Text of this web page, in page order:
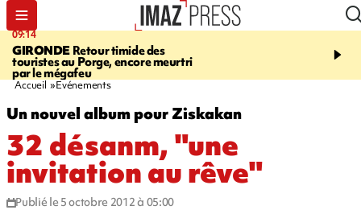
09:14
GIRONDE Retour timide des
touristes au Porge, encore meurtri
par le mégafeu
13:09
Des
font cinq morts en
Accueil Evénements
Un nouvel album pour Ziskakan
32 désanm, "une
invitation au rêve"
Publié le 5 octobre 2012 à 05:00